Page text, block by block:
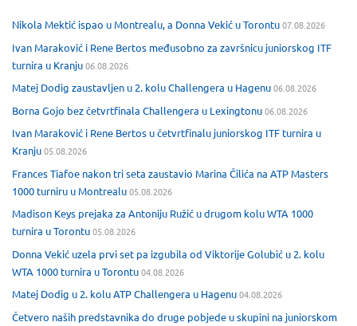
Nikola Mektić ispao u Montrealu, a Donna Vekić u Torontu07.08.2026
Ivan Maraković i Rene Bertos međusobno za završnicu juniorskog ITF
turnira u Kranju06.08.2026
Matej Dodig zaustavljen u 2. kolu Challengera u Hagenu06.08.2026
Borna Gojo bez četvrtfinala Challengera u Lexingtonu06.08.2026
Ivan Maraković i Rene Bertos u četvrtfinalu juniorskog ITF turnira u
Kranju05.08.2026
Frances Tiafoe nakon tri seta zaustavio Marina Čilića na ATP Masters
1000 turniru u Montrealu05.08.2026
Madison Keys prejaka za Antoniju Ružić u drugom kolu WTA 1000
turnira u Torontu05.08.2026
Donna Vekić uzela prvi set pa izgubila od Viktorije Golubić u 2. kolu
WTA 1000 turnira u Torontu04.08.2026
Matej Dodig u 2. kolu ATP Challengera u Hagenu04.08.2026
Četvero naših predstavnika do druge pobjede u skupini na juniorskom